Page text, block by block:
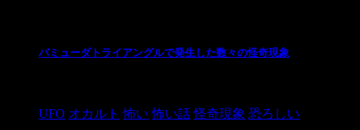
バミューダトライアングルで発生した数々の怪奇現象
UFO オカルト 怖い 怖い話 怪奇現象 恐ろしい